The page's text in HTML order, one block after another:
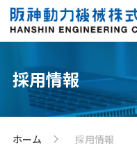
採用情報
ホーム 採用情報